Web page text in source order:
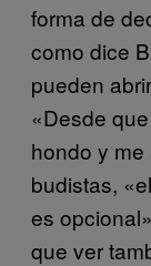
forma de
como dice
pueden
«Desde
hondo y
budistas,
es
que ver